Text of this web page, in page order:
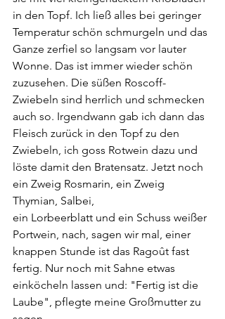
in den Topf. Ich ließ alles bei geringer
Temperatur schön schmurgeln und das
Ganze zerfiel so langsam vor lauter
Wonne. Das ist immer wieder schön
zuzusehen. Die süßen Roscoff-
Zwiebeln sind herrlich und schmecken
auch so. Irgendwann gab ich dann das
Fleisch zurück in den Topf zu den
Zwiebeln, ich goss Rotwein dazu und
löste damit den Bratensatz. Jetzt noch
ein Zweig Rosmarin, ein Zweig
Thymian, Salbei,
ein Lorbeerblatt und ein Schuss weißer
Portwein, nach, sagen wir mal, einer
knappen Stunde ist das Ragoût fast
fertig. Nur noch mit Sahne etwas
einköcheln lassen und: "Fertig ist die
Laube", pflegte meine Großmutter zu